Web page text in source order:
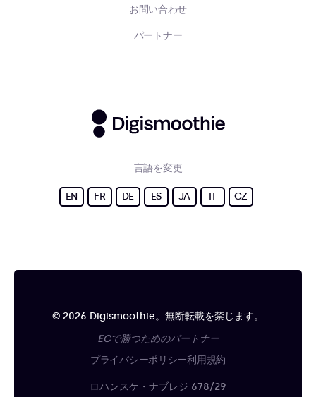
お問い合わせ
パートナー
言語を変更
EN FR DE ES JA IT CZ
© 2026 Digismoothie。無断転載を禁じます。
ECで勝つためのパートナー
プライバシーポリシー利用規約
ロハンスケ・ナブレジ 678/29